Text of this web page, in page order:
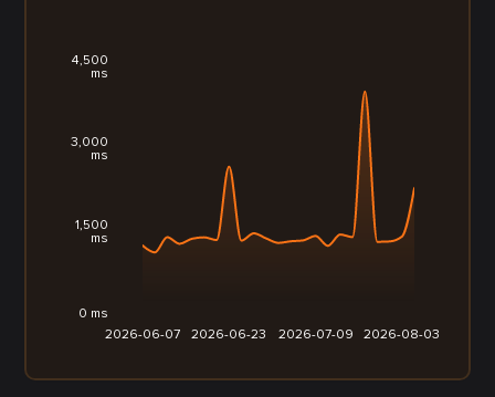
2026-06-07 2026-06-23 2026-07-09 2026-08-03
0 ms
1,500
ms
3,000
ms
4,500
ms